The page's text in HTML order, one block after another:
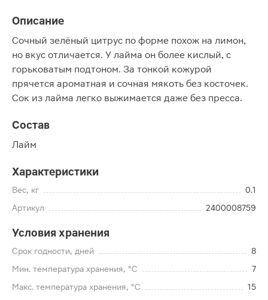
Описание
Сочный зелёный цитрус по форме похож на лимон,
но вкус отличается. У лайма он более кислый, с
горьковатым подтоном. За тонкой кожурой
прячется ароматная и сочная мякоть без косточек.
Сок из лайма легко выжимается даже без пресса.
Состав
Лайм
Характеристики
Вес, кг
0.1
Артикул
2400008759
Условия хранения
Срок годности, дней
8
Мин. температура хранения, °C
7
Макс. температура хранения, °C
15